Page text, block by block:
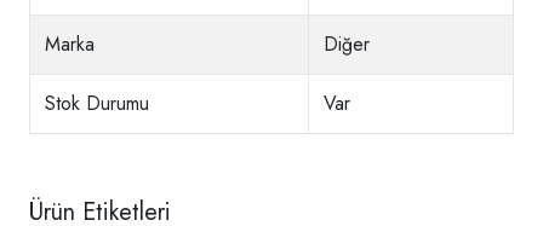
Marka Diğer
Stok Durumu Var
Ürün Etiketleri